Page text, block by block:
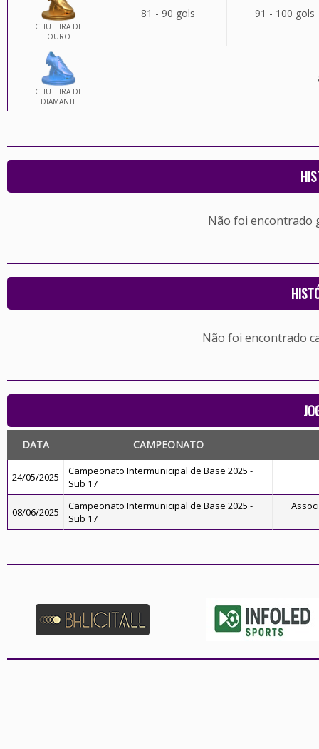
CHUTEIRA DE
OURO
81 - 90 gols 91 - 100 gols
CHUTEIRA DE
DIAMANTE
Não foi encontrado
Não foi encontrado
DATA CAMPEONATO
24/05/2025
Campeonato Intermunicipal de Base 2025 -
Sub 17
08/06/2025
Campeonato Intermunicipal de Base 2025 -
Sub 17